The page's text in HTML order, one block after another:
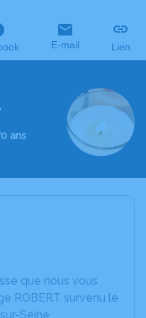
E-mail Lien
ans
que nous vous
ROBERT survenu le
Seine.